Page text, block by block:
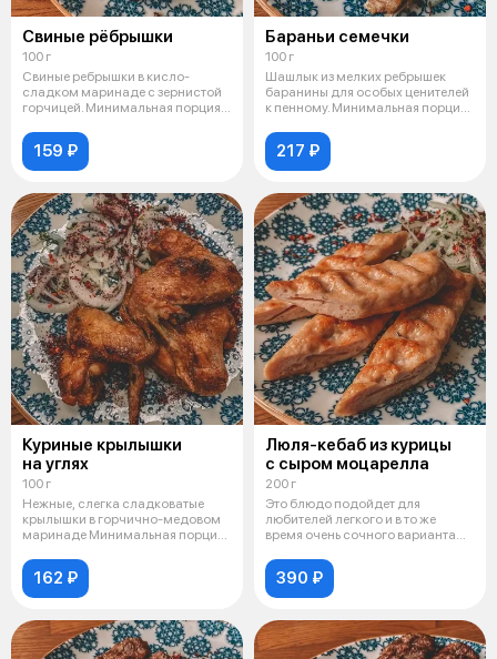
Свиные рёбрышки
100 г
Свиные ребрышки в кисло-
сладком маринаде с зернистой
горчицей. Минимальная порция
159 ₽
Бараньи семечки
100 г
Шашлык из мелких ребрышек
баранины для особых ценителей
к пенному. Минимальная порция
217 ₽
Куриные крылышки
на углях
100 г
Нежные, слегка сладковатые
крылышки в горчично-медовом
маринаде Минимальная порция
162 ₽
Люля-кебаб из курицы
с сыром моцарелла
200 г
Это блюдо подойдет для
любителей легкого и в то же
время очень сочного варианта
390 ₽